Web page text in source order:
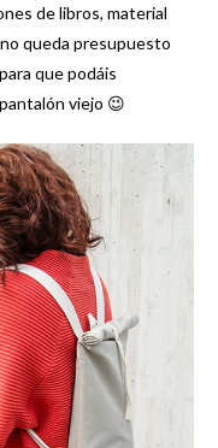
de libros, material
queda presupuesto
que podáis
viejo 😉